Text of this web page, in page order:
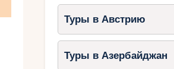
Туры в Австрию
Туры в Азербайджан